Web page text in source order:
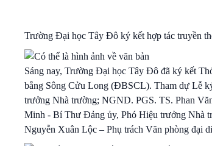
Trường Đại học Tây Đô ký kết hợp tác truyền
Sáng nay, Trường Đại học Tây Đô đã ký kết
bằng Sông Cửu Long (ĐBSCL). Tham dự Lễ
trưởng Nhà trường; NGND. PGS. TS. Phan
Minh - Bí Thư Đảng ủy, Phó Hiệu trưởng Nhà
Nguyễn Xuân Lộc – Phụ trách Văn phòng đại